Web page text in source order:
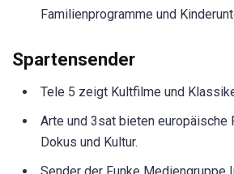
Familienprogramme und
Spartensender
Tele 5 zeigt Kultfilme und
Arte und 3sat bieten europäische
Dokus und Kultur.
Sender der Funke Mediengruppe